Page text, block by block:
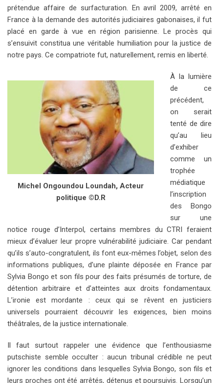
prétendue affaire de surfacturation. En avril 2009, arrêté en
France à la demande des autorités judiciaires gabonaises, il fut
placé en garde à vue en région parisienne. Le procès qui
s’ensuivit constitua une véritable humiliation pour la justice de
notre pays. Ce compatriote fut, naturellement, remis en liberté.
Michel Ongoundou Loundah, Acteur
politique ©D.R
À la lumière
de ce
précédent,
on serait
tenté de dire
qu’au lieu
d’exhiber
comme un
trophée
médiatique
l’inscription
des Bongo
sur une
notice rouge d’Interpol, certains membres du CTRI feraient
mieux d’évaluer leur propre vulnérabilité judiciaire. Car pendant
qu’ils s’auto-congratulent, ils font eux-mêmes l’objet, selon des
informations publiques, d’une plainte déposée en France par
Sylvia Bongo et son fils pour des faits présumés de torture, de
détention arbitraire et d’atteintes aux droits fondamentaux.
L’ironie est mordante : ceux qui se rêvent en justiciers
universels pourraient découvrir les exigences, bien moins
théâtrales, de la justice internationale.
Il faut surtout rappeler une évidence que l’enthousiasme
putschiste semble occulter : aucun tribunal crédible ne peut
ignorer les conditions dans lesquelles Sylvia Bongo, son fils et
leurs proches ont été arrêtés, détenus et poursuivis. Lorsqu’un